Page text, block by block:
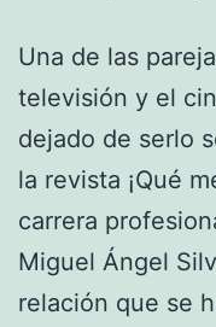
Una de las
televisión y el
dejado de serlo
la revista ¡Qué
carrera
Miguel Ángel
relación que se